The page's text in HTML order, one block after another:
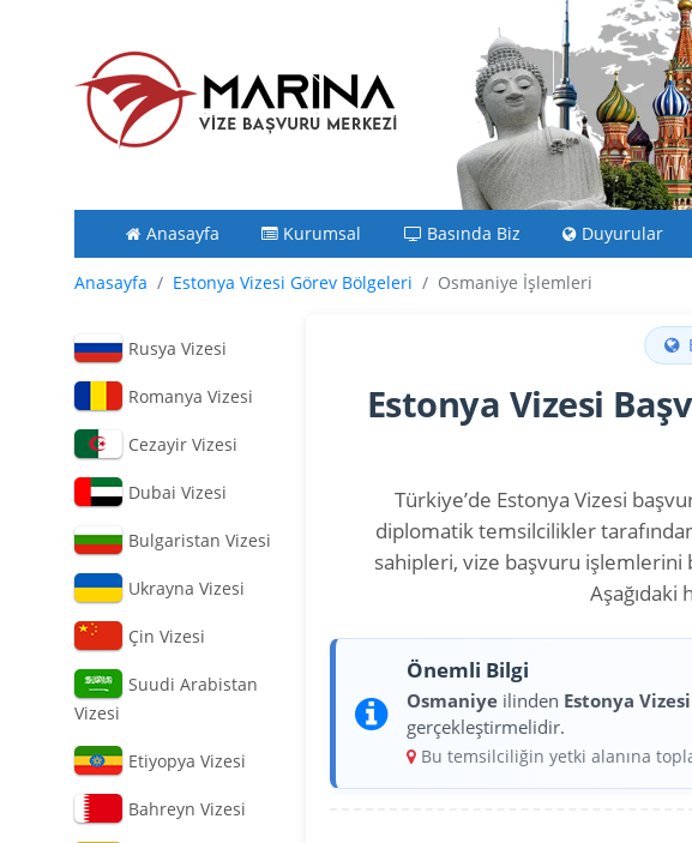
Anasayfa Kurumsal Basında Biz Duyurular
Anasayfa Estonya Vizesi Görev Bölgeleri Osmaniye İşlemleri
Rusya Vizesi
Romanya Vizesi
Cezayir Vizesi
Dubai Vizesi
Bulgaristan Vizesi
Ukrayna Vizesi
Çin Vizesi
Suudi Arabistan
Vizesi
Etiyopya Vizesi
Bahreyn Vizesi
Estonya Vizesi
Türkiye’de Estonya Vizesi
diplomatik temsilcilikler
sahipleri, vize başvuru
Aşağıdaki
Önemli Bilgi
Osmaniye ilinden Estonya Vizesi
gerçekleştirmelidir.
Bu temsilciliğin yetki alanına